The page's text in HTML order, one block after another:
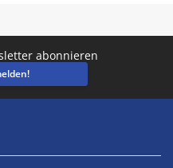
abonnieren